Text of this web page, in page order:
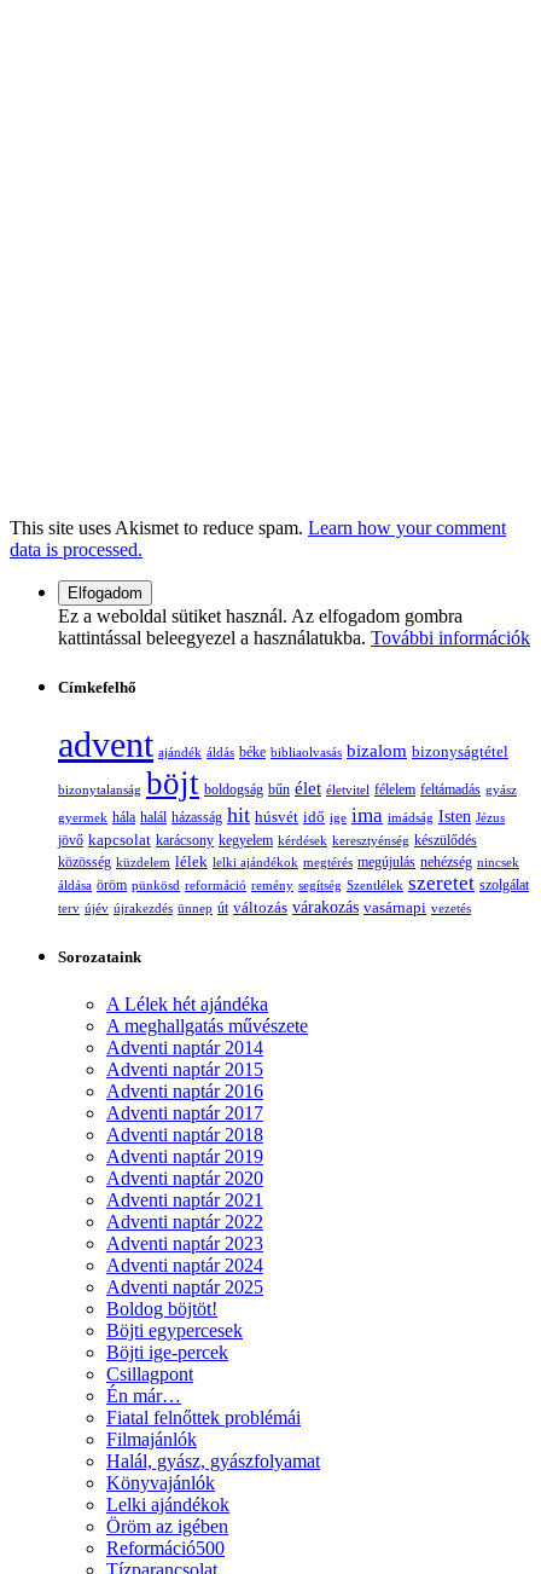
This site uses Akismet to reduce spam. Learn how your comment
data is processed.
Ez a weboldal sütiket használ. Az elfogadom gombra
kattintással beleegyezel a használatukba. További információk
Címkefelhő
advent ajándék áldás béke bibliaolvasás bizalom bizonyságtétel
bizonytalanság böjt boldogság bűn élet életvitel félelem feltámadás gyász
gyermek hála halál házasság hit húsvét idő ige ima imádság Isten Jézus
jövő kapcsolat karácsony kegyelem kérdések keresztyénség készülődés
közösség küzdelem lélek lelki ajándékok megtérés megújulás nehézség nincsek
áldása öröm pünkösd reformáció remény segítség Szentlélek szeretet szolgálat
terv újév újrakezdés ünnep út változás várakozás vasárnapi vezetés
Sorozataink
A Lélek hét ajándéka
A meghallgatás művészete
Adventi naptár 2014
Adventi naptár 2015
Adventi naptár 2016
Adventi naptár 2017
Adventi naptár 2018
Adventi naptár 2019
Adventi naptár 2020
Adventi naptár 2021
Adventi naptár 2022
Adventi naptár 2023
Adventi naptár 2024
Adventi naptár 2025
Boldog böjtöt!
Böjti egypercesek
Böjti ige-percek
Csillagpont
Én már…
Fiatal felnőttek problémái
Filmajánlók
Halál, gyász, gyászfolyamat
Könyvajánlók
Lelki ajándékok
Öröm az igében
Reformáció500
Tízparancsolat